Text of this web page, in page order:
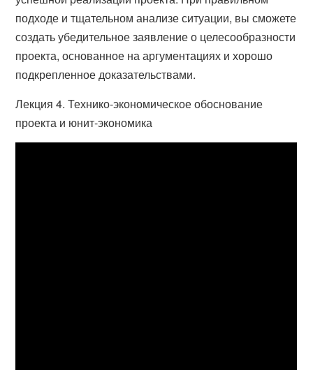
подходе и тщательном анализе ситуации, вы сможете
создать убедительное заявление о целесообразности
проекта, основанное на аргументациях и хорошо
подкрепленное доказательствами.
Лекция 4. Технико-экономическое обоснование
проекта и юнит-экономика